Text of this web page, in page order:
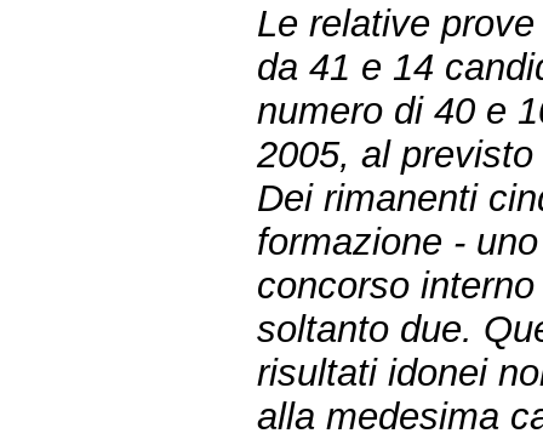
Le relative
da 41 e 14
numero di 40 e
2005, al
Dei rimanenti
formazione -
concorso
soltanto due.
risultati idonei
alla medesima